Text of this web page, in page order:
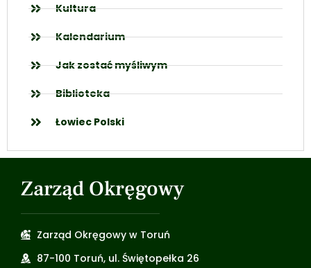
Kultura
Kalendarium
Jak zostać myśliwym
Biblioteka
Łowiec Polski
Zarząd Okręgowy
Zarząd Okręgowy w Toruń
87-100 Toruń, ul. Świętopełka 26